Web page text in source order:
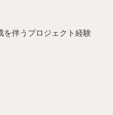
を伴うプロジェクト経験